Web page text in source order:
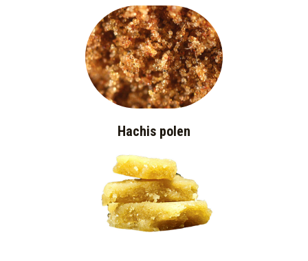
Hachis polen